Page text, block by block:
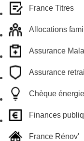
France Titres
Allocations
Assurance
Assurance
Chèque énergie
Finances
France Rénov'